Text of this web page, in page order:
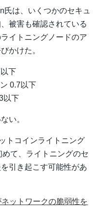
は、いくつかのセキュ
被害も確認されている
イトニングノードのア
かけた。
下
0.7以下
以下
い。
トコインライトニング
て、ライトニングのセ
引き起こす可能性があ
ットワークの脆弱性を